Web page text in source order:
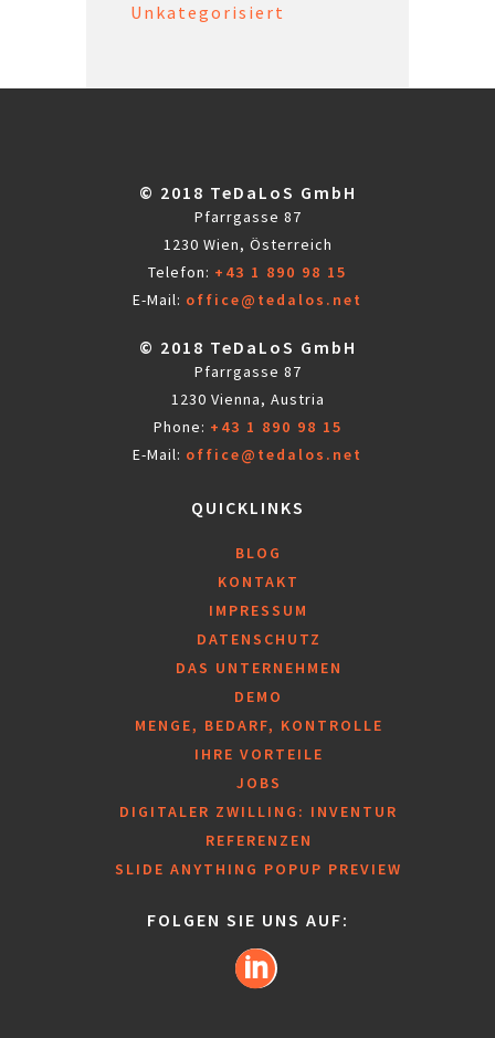
Unkategorisiert
© 2018 TeDaLoS GmbH
Pfarrgasse 87
1230 Wien, Österreich
Telefon: +43 1 890 98 15
E-Mail: office@tedalos.net
© 2018 TeDaLoS GmbH
Pfarrgasse 87
1230 Vienna, Austria
Phone: +43 1 890 98 15
E-Mail: office@tedalos.net
QUICKLINKS
BLOG
KONTAKT
IMPRESSUM
DATENSCHUTZ
DAS UNTERNEHMEN
DEMO
MENGE, BEDARF, KONTROLLE
IHRE VORTEILE
JOBS
DIGITALER ZWILLING: INVENTUR
REFERENZEN
SLIDE ANYTHING POPUP PREVIEW
FOLGEN SIE UNS AUF: